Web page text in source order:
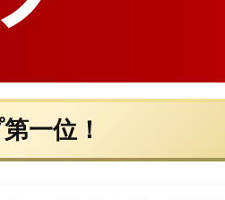
一位！